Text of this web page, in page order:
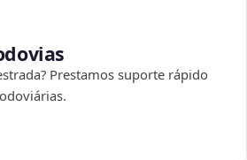
Prestamos suporte rápido